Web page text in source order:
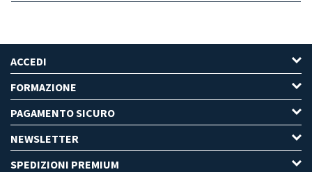
ACCEDI
FORMAZIONE
PAGAMENTO SICURO
NEWSLETTER
SPEDIZIONI PREMIUM